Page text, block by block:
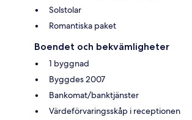
Solstolar
Romantiska paket
Boendet och bekvämligheter
1 byggnad
Byggdes 2007
Bankomat/banktjänster
Värdeförvaringsskåp i receptionen